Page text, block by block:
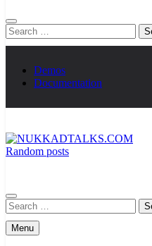
Search
for:
Demos
Documentation
Random posts
Search
for:
Menu